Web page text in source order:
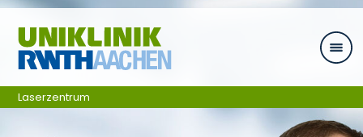
Ga naar navigatie
Laserzentrum